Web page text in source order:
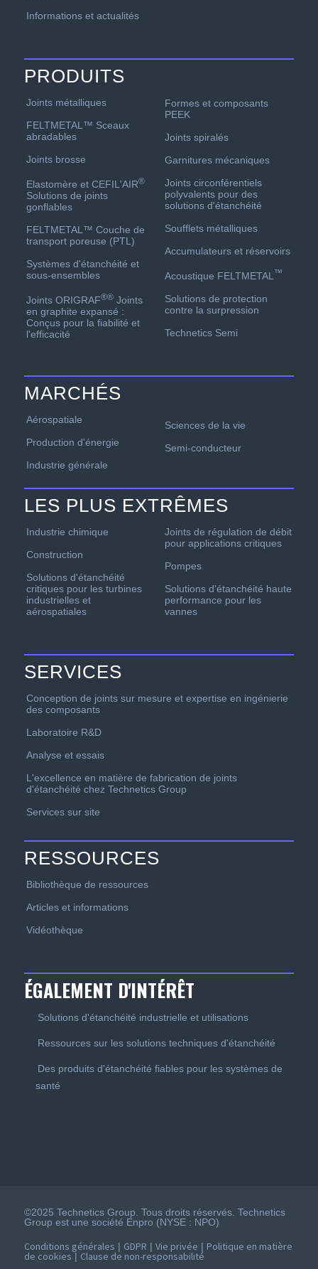
Informations et actualités
PRODUITS
Joints métalliques
FELTMETAL™ Sceaux
abradables
Joints brosse
Elastomère et CEFIL'AIR®
Solutions de joints
gonflables
FELTMETAL™ Couche de
transport poreuse (PTL)
Systèmes d'étanchéité et
sous-ensembles
Joints ORIGRAF®®Joints
en graphite expansé :
Conçus pour la fiabilité et
l'efficacité
Formes et composants
PEEK
Joints spiralés
Garnitures mécaniques
Joints circonférentiels
polyvalents pour des
solutions d'étanchéité
Soufflets métalliques
Accumulateurs et réservoirs
Acoustique FELTMETAL™
Solutions de protection
contre la surpression
Technetics Semi
MARCHÉS
Aérospatiale
Production d'énergie
Industrie générale
Sciences de la vie
Semi-conducteur
LES PLUS EXTRÊMES
Industrie chimique
Construction
Solutions d'étanchéité
critiques pour les turbines
industrielles et
aérospatiales
Joints de régulation de débit
pour applications critiques
Pompes
Solutions d'étanchéité haute
performance pour les
vannes
SERVICES
Conception de joints sur mesure et expertise en ingénierie
des composants
Laboratoire R&D
Analyse et essais
L'excellence en matière de fabrication de joints
d'étanchéité chez Technetics Group
Services sur site
RESSOURCES
Bibliothèque de ressources
Articles et informations
Vidéothèque
ÉGALEMENT D'INTÉRÊT
Solutions d'étanchéité industrielle et utilisations
Ressources sur les solutions techniques d'étanchéité
Des produits d'étanchéité fiables pour les systèmes de
santé
©2025 Technetics Group. Tous droits réservés. Technetics
Group est une société Enpro (NYSE : NPO)
Conditions générales | GDPR | Vie privée | Politique en matière
de cookies | Clause de non-responsabilité